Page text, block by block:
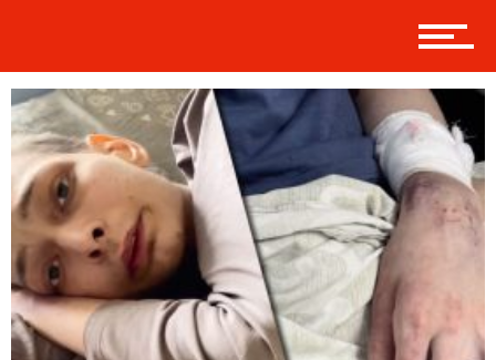
Politică
Externe
Social